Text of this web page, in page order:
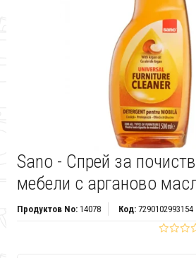
Sano - Спрей за
мебели с арганово
Продуктов No:14078 Код:7290102993154